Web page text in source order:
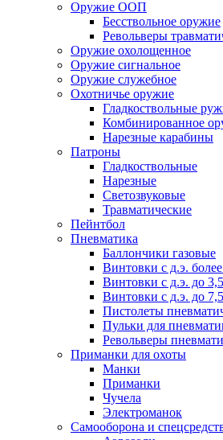
Оружие ООП
Бесствольное оружие
Револьверы
Оружие охолощенное
Оружие сигнальное
Оружие служебное
Охотничье оружие
Гладкоствольные
Комбинированное
Нарезные карабины
Патроны
Гладкоствольные
Нарезные
Светозвуковые
Травматические
Пейнтбол
Пневматика
Баллончики газовые
Винтовки с д.э.
Винтовки с д.э. до
Винтовки с д.э. до
Пистолеты
Пульки для
Револьверы
Приманки для охоты
Манки
Приманки
Чучела
Электроманок
Самооборона и